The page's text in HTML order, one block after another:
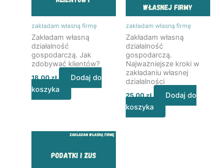
zakładam własną firmę
Zakładam własną
działalność
gospodarczą. Jak
zdobywać klientów?
18,00zł
Dodaj do
koszyka
zakładam własną firmę
Zakładam własną
działalność
gospodarczą.
Najważniejsze kroki w
zakładaniu własnej
działalności
25,00zł
Dodaj do
koszyka